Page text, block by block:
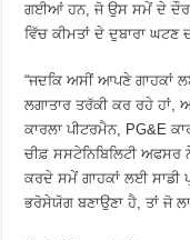
ਗਈਆਂ ਹਨ, ਜੋ ਉਸ ਸਮੇਂ ਦੇ
ਵਿੱਚ ਕੀਮਤਾਂ ਦੇ ਦੁਬਾਰਾ ਘਟਣ
“ਜਦਕਿ ਅਸੀਂ ਆਪਣੇ ਗਾਹਕਾਂ
ਲਗਾਤਾਰ ਤਰੱਕੀ ਕਰ ਰਹੇ ਹਾਂ,
ਕਾਰਲਾ ਪੀਟਰਮੈਨ, PG&E
ਚੀਫ਼ ਸਸਟੇਨਿਬਿਲਿਟੀ ਅਫਸਰ
ਕਰਦੇ ਸਮੇਂ ਗਾਹਕਾਂ ਲਈ ਸਾਡੀ
ਭਰੋਸੇਯੋਗ ਬਣਾਉਣਾ ਹੈ, ਤਾਂ ਜੋ